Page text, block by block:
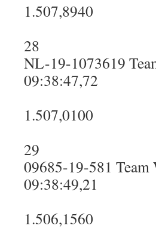
1.507,8940
28
NL-19-1073619
09:38:47,72
1.507,0100
29
09685-19-581
09:38:49,21
1.506,1560